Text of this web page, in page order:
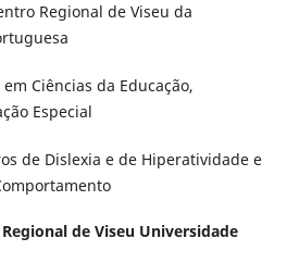
Regional de Viseu da
Ciências da Educação,
Especial
de Dislexia e de Hiperatividade e
de Viseu Universidade